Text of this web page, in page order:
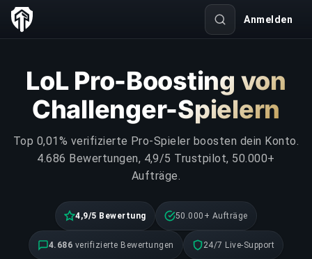
Anmelden
LoL Pro-Boosting von
Challenger-Spielern
Top 0,01% verifizierte Pro-Spieler boosten dein Konto.
4.686 Bewertungen, 4,9/5 Trustpilot, 50.000+
Aufträge.
4,9/5 Bewertung 50.000+ Aufträge
4.686 verifizierte Bewertungen 24/7 Live-Support